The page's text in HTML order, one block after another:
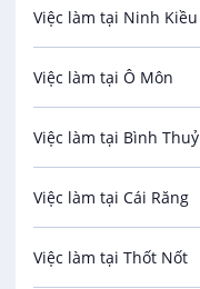
Việc làm tại Ninh Kiều
Việc làm tại Ô Môn
Việc làm tại Bình Thuỷ
Việc làm tại Cái Răng
Việc làm tại Thốt Nốt